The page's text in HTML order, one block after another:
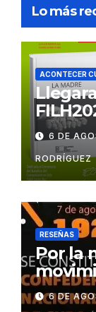
Lo más
ACONTECER
6 DE
RODRÍGUEZ
RESEÑAS
Por la
6 DE